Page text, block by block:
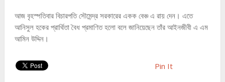
আজ বৃহস্পতিবার বিচারপতি সৌমেন্দ্র সরকারের একক বেঞ্চ এ রায় দেন। এতে
আনিসুল হকের প্রার্থিতা বৈধ প্রমাণিত হলো বলে জানিয়েছেন তাঁর আইনজীবী এ এম
আমিন উদ্দিন।
Pin It